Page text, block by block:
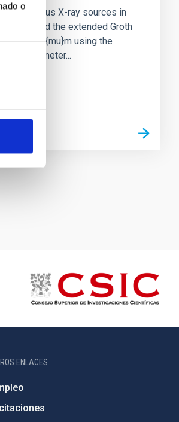
o
luminous X-ray sources in
(LH) and the extended Groth
at 24{mu}m using the
Photometer...
ENLACES